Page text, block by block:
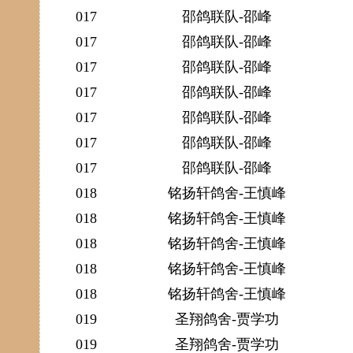
017
邵鸽联队-邵峰
017
邵鸽联队-邵峰
017
邵鸽联队-邵峰
017
邵鸽联队-邵峰
017
邵鸽联队-邵峰
017
邵鸽联队-邵峰
017
邵鸽联队-邵峰
018
铭扬轩鸽舍-王慎峰
018
铭扬轩鸽舍-王慎峰
018
铭扬轩鸽舍-王慎峰
018
铭扬轩鸽舍-王慎峰
018
铭扬轩鸽舍-王慎峰
019
圣翔鸽舍-贾学功
019
圣翔鸽舍-贾学功